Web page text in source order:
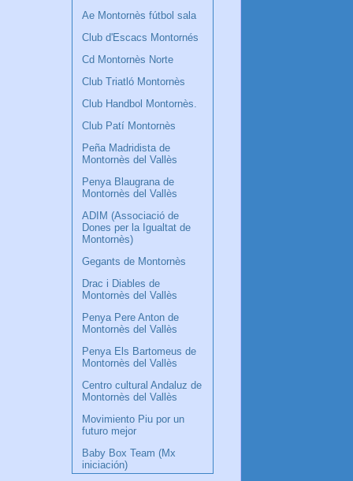
Ae Montornès fútbol sala
Club d'Escacs Montornés
Cd Montornès Norte
Club Triatló Montornès
Club Handbol Montornès.
Club Patí Montornès
Peña Madridista de
Montornès del Vallès
Penya Blaugrana de
Montornès del Vallès
ADIM (Associació de
Dones per la Igualtat de
Montornès)
Gegants de Montornès
Drac i Diables de
Montornès del Vallès
Penya Pere Anton de
Montornès del Vallès
Penya Els Bartomeus de
Montornès del Vallès
Centro cultural Andaluz de
Montornès del Vallès
Movimiento Piu por un
futuro mejor
Baby Box Team (Mx
iniciación)